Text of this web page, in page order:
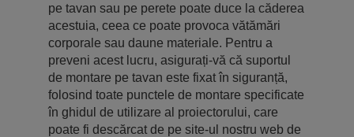
pe tavan sau pe perete poate duce la căderea
acestuia, ceea ce poate provoca vătămări
corporale sau daune materiale. Pentru a
preveni acest lucru, asigurați-vă că suportul
de montare pe tavan este fixat în siguranță,
folosind toate punctele de montare specificate
în ghidul de utilizare al proiectorului, care
poate fi descărcat de pe site-ul nostru web de